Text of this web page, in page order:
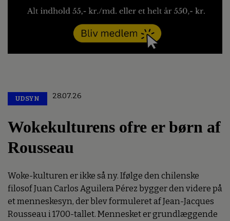
UDSYN 28.07.26
Wokekulturens ofre er børn af
Rousseau
Woke-kulturen er ikke så ny. Ifølge den chilenske
filosof Juan Carlos Aguilera Pérez bygger den videre på
et menneskesyn, der blev formuleret af Jean-Jacques
Rousseau i 1700-tallet. Mennesket er grundlæggende